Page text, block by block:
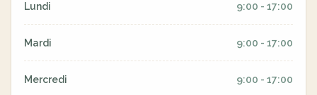
Lundi 9:00 - 17:00
Mardi 9:00 - 17:00
Mercredi 9:00 - 17:00